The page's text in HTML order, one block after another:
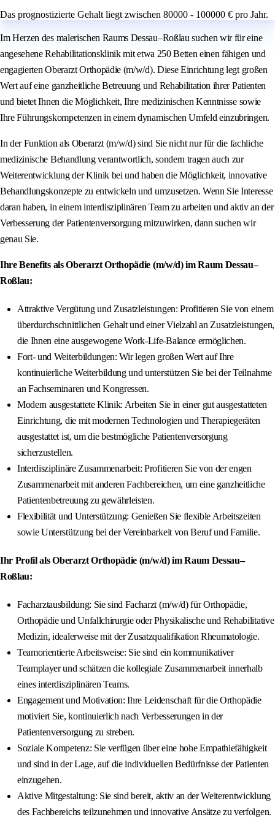
Das prognostizierte Gehalt liegt zwischen 80000 - 100000 € pro Jahr.
Im Herzen des malerischen Raums Dessau–Roßlau suchen wir für eine
angesehene Rehabilitationsklinik mit etwa 250 Betten einen fähigen und
engagierten Oberarzt Orthopädie (m/w/d). Diese Einrichtung legt großen
Wert auf eine ganzheitliche Betreuung und Rehabilitation ihrer Patienten
und bietet Ihnen die Möglichkeit, Ihre medizinischen Kenntnisse sowie
Ihre Führungskompetenzen in einem dynamischen Umfeld einzubringen.
In der Funktion als Oberarzt (m/w/d) sind Sie nicht nur für die fachliche
medizinische Behandlung verantwortlich, sondern tragen auch zur
Weiterentwicklung der Klinik bei und haben die Möglichkeit, innovative
Behandlungskonzepte zu entwickeln und umzusetzen. Wenn Sie Interesse
daran haben, in einem interdisziplinären Team zu arbeiten und aktiv an der
Verbesserung der Patientenversorgung mitzuwirken, dann suchen wir
genau Sie.
Ihre Benefits als Oberarzt Orthopädie (m/w/d) im Raum Dessau–
Roßlau:
Attraktive Vergütung und Zusatzleistungen: Profitieren Sie von einem
überdurchschnittlichen Gehalt und einer Vielzahl an Zusatzleistungen,
die Ihnen eine ausgewogene Work‑Life‑Balance ermöglichen.
Fort- und Weiterbildungen: Wir legen großen Wert auf Ihre
kontinuierliche Weiterbildung und unterstützen Sie bei der Teilnahme
an Fachseminaren und Kongressen.
Modern ausgestattete Klinik: Arbeiten Sie in einer gut ausgestatteten
Einrichtung, die mit modernen Technologien und Therapiegeräten
ausgestattet ist, um die bestmögliche Patientenversorgung
sicherzustellen.
Interdisziplinäre Zusammenarbeit: Profitieren Sie von der engen
Zusammenarbeit mit anderen Fachbereichen, um eine ganzheitliche
Patientenbetreuung zu gewährleisten.
Flexibilität und Unterstützung: Genießen Sie flexible Arbeitszeiten
sowie Unterstützung bei der Vereinbarkeit von Beruf und Familie.
Ihr Profil als Oberarzt Orthopädie (m/w/d) im Raum Dessau–
Roßlau:
Facharztausbildung: Sie sind Facharzt (m/w/d) für Orthopädie,
Orthopädie und Unfallchirurgie oder Physikalische und Rehabilitative
Medizin, idealerweise mit der Zusatzqualifikation Rheumatologie.
Teamorientierte Arbeitsweise: Sie sind ein kommunikativer
Teamplayer und schätzen die kollegiale Zusammenarbeit innerhalb
eines interdisziplinären Teams.
Engagement und Motivation: Ihre Leidenschaft für die Orthopädie
motiviert Sie, kontinuierlich nach Verbesserungen in der
Patientenversorgung zu streben.
Soziale Kompetenz: Sie verfügen über eine hohe Empathiefähigkeit
und sind in der Lage, auf die individuellen Bedürfnisse der Patienten
einzugehen.
Aktive Mitgestaltung: Sie sind bereit, aktiv an der Weiterentwicklung
des Fachbereichs teilzunehmen und innovative Ansätze zu verfolgen.